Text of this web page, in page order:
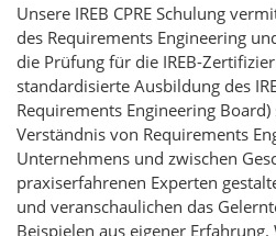
Unsere IREB CPRE Schulung
des Requirements Engineering
die Prüfung für die IREB-
standardisierte Ausbildung des
Requirements Engineering
Verständnis von Requirements
Unternehmens und zwischen
praxiserfahrenen Experten
und veranschaulichen das
Beispielen aus eigener